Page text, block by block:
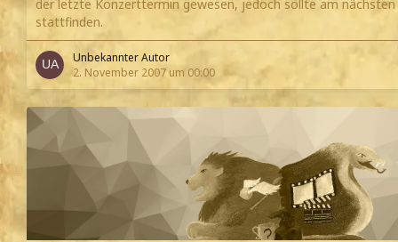
der letzte Konzerttermin gewesen, jedoch sollte am
stattfinden.
Unbekannter Autor
2. November 2007 um 00:00